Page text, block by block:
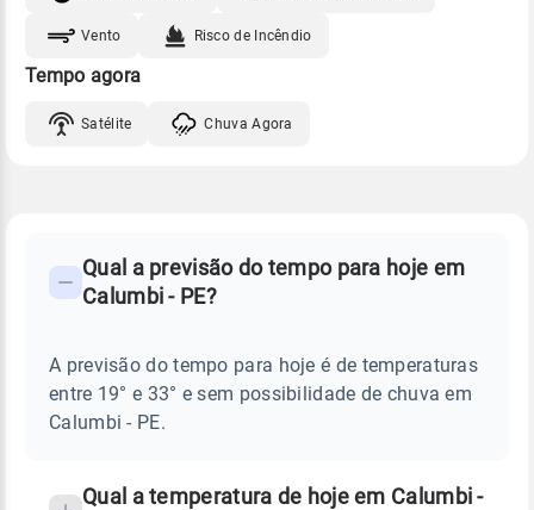
Vento Risco de Incêndio
Tempo agora
Satélite Chuva Agora
PREVISÃO
TEMPO
CALUMBI
Perguntas
sobre
chuva
Qual a previsão do tempo para hoje em
Calumbi - PE?
A previsão do tempo para hoje é de temperaturas
entre 19° e 33° e sem possibilidade de chuva em
Calumbi - PE.
Qual a temperatura de hoje em Calumbi -